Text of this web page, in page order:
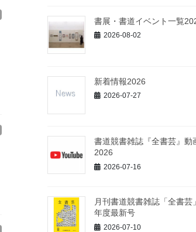
書展・書道イベント一覧
2026-08-02
新着情報2026
2026-07-27
書道競書雑誌『全書芸』動
2026
2026-07-16
月刊書道競書雑誌「全書芸
年度最新号
2026-07-10